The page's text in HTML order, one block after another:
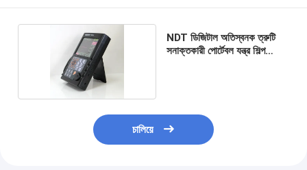
NDT ডিজিটাল অতিস্বনক ত্রুটি
সনাক্তকারী পোর্টেবল যন্ত্র শিল্প
চালিয়ে